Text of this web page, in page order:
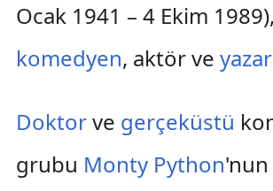
Ocak 1941 – 4 Ekim 1989),
komedyen, aktör ve
Doktorve gerçeküstü
grubu Monty Python